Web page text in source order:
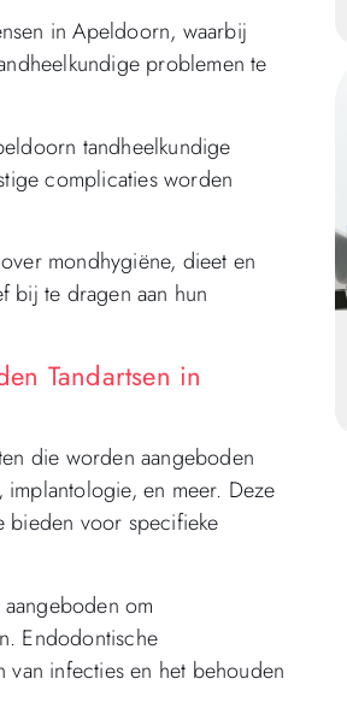
in Apeldoorn, waarbij
problemen te
tandheelkundige
complicaties worden
mondhygiëne, dieet en
bij te dragen aan hun
Tandartsen in
die worden aangeboden
en meer. Deze
bieden voor specifieke
om
Endodontische
infecties en het behouden